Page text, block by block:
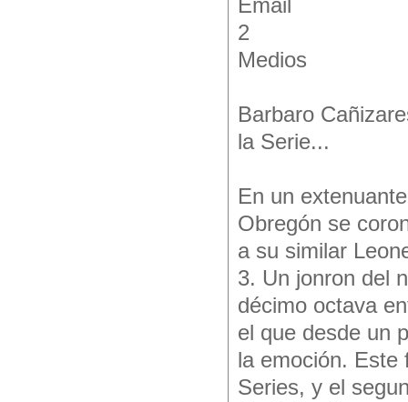
Email
2
Medios
Barbaro
la Serie...
En un
Obregón se
a su similar
3. Un jonron del
décimo octava
el que desde un
la emoción. Este
Series, y el